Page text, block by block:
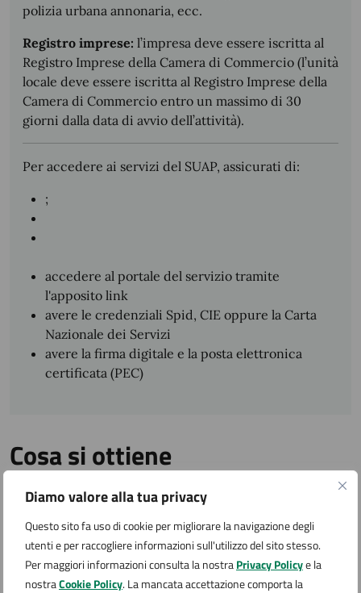
Diamo valore alla tua privacy
Questo sito fa uso di cookie per migliorare la navigazione degli
utenti e per raccogliere informazioni sull'utilizzo del sito stesso.
Per maggiori informazioni consulta la nostraPrivacy Policye la
nostraCookie Policy. La mancata accettazione comporta la
polizia urbana annonaria, ecc.
Registro imprese: l’impresa deve essere iscritta al
Registro Imprese della Camera di Commercio (l’unità
locale deve essere iscritta al Registro Imprese della
Camera di Commercio entro un massimo di 30
giorni dalla data di avvio dell’attività).
Per accedere ai servizi del SUAP, assicurati di:
;
accedere al portale del servizio tramite
l'apposito link
avere le credenziali Spid, CIE oppure la Carta
Nazionale dei Servizi
avere la firma digitale e la posta elettronica
certificata (PEC)
Cosa si ottiene
Rilascio di provvedimento dove previsto o silenzio
Tempi e scadenze